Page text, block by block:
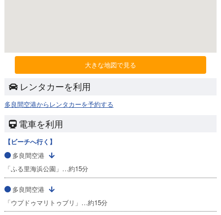
大きな地図で見る
レンタカーを利用
多良間空港からレンタカーを予約する
電車を利用
【ビーチへ行く】
多良間空港
「ふる里海浜公園」…約15分
多良間空港
「ウプドゥマリトゥブリ」…約15分